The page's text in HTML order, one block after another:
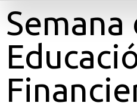
Semana